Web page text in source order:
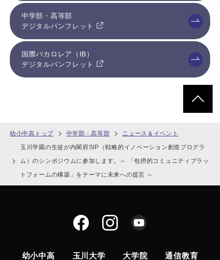
幼小中高トップ 中学部・高等部
ニュース＆イベント
玉川学園の生徒が内閣府SIP（戦略的イノベーション創造プログラ
ム）のシンポジウムに参加します。～ 「包摂的コミュニティプラッ
トフォームの構築」をテーマに未来への提言 ～
中学部・高等部
デジタルパンフレット
国際バカロレア（IB）
デジタルパンフレット
幼小中高 玉川大学 大学院 通信教育